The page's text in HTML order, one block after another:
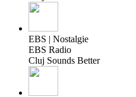
EBS | Nostalgie
EBS Radio
Cluj Sounds Better